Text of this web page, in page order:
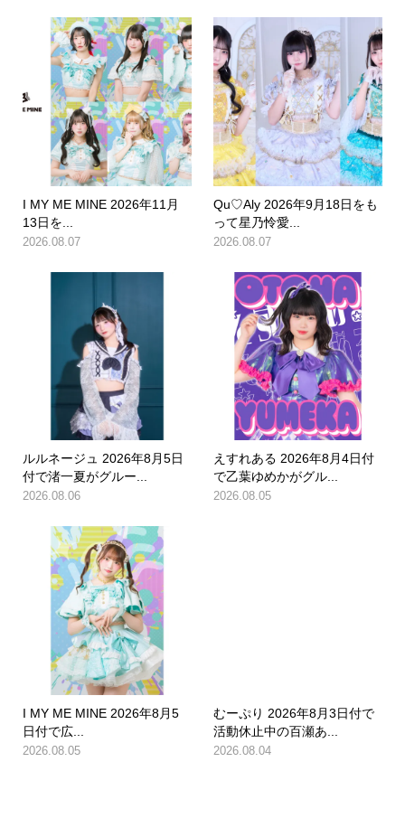
I MY ME MINE 2026年11月
13日を...
2026.08.07
Qu♡Aly 2026年9月18日をも
って星乃怜愛...
2026.08.07
ルルネージュ 2026年8月5日
付で渚一夏がグルー...
2026.08.06
えすれある 2026年8月4日付
で乙葉ゆめかがグル...
2026.08.05
I MY ME MINE 2026年8月5
日付で広...
2026.08.05
むーぷり 2026年8月3日付で
活動休止中の百瀬あ...
2026.08.04